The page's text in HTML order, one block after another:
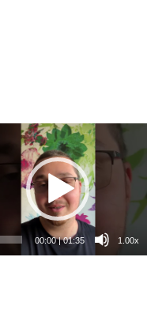
00:00|01:35 1.00x